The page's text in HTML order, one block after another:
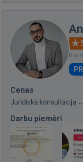
Bija
Cenas
Juridiskā konsultācija
Darbu piemēri